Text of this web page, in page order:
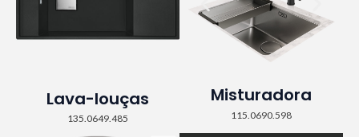
Lava-louças
135.0649.485
Misturadora
115.0690.598